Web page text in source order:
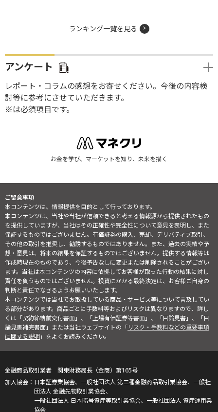
ランキング一覧を見る
アンケート
レポート・コラムの感想をお寄せください。今後の内容検
討等に参考にさせていただきます。
※は必須項目です。
お金を学び、マーケットを知り、未来を描く
ご留意事項
本コンテンツは、情報提供を目的として行っております。
本コンテンツは、当社や当社が信頼できると考える情報源から提供されたもの
を提供していますが、当社はその正確性や完全性について意見を表明し、また
保証するものではございません。有価証券の購入、売却、デリバティブ取引、
その他の取引を推奨し、勧誘するものではありません。また、過去の実績や予
想・意見は、将来の結果を保証するものではございません。提供する情報等は
作成時現在のものであり、今後予告なしに変更または削除されることがござい
ます。当社は本コンテンツの内容に依拠してお客様が取った行動の結果に対し
責任を負うものではございません。投資にかかる最終決定は、お客様ご自身の
判断と責任でなさるようお願いいたします。
本コンテンツでは当社でお取扱している商品・サービス等について言及してい
る部分があります。商品ごとに手数料等およびリスクは異なりますので、詳し
くは「契約締結前交付書面」、「上場有価証券等書面」、「目論見書」、「目
論見書補完書面」または当社ウェブサイトの「リスク・手数料などの重要事項
に関する説明」をよくお読みください。
金融商品取引業者 関東財務局長（金商）第165号
日本証券業協会、一般社団法人 第二種金融商品取引業協会、一般社
団法人 金融先物取引業協会、
一般社団法人 日本暗号資産等取引業協会、一般社団法人 資産運用業
協会